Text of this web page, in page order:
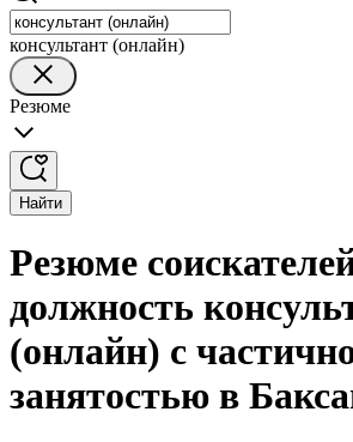
консультант (онлайн)
Резюме
Найти
Резюме
должность
(онлайн) с
занятостью в